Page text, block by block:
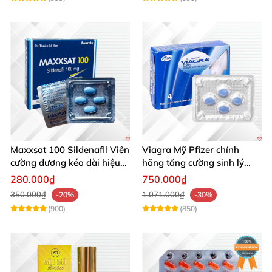
Maxxsat 100 Sildenafil Viên
cường dương kéo dài hiệu
quả nam giới
280.000₫
350.000₫
-20%
(900)
Viagra Mỹ Pfizer chính
hãng tăng cường sinh lý
nam, kéo dài hiệu quả
750.000₫
1.071.000₫
-30%
(850)